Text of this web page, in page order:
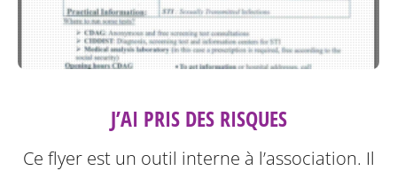
J’AI PRIS DES RISQUES
Ce flyer est un outil interne à l’association. Il